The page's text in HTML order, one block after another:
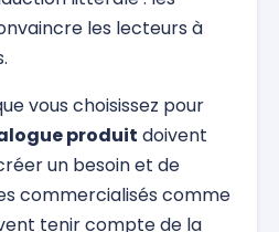
les lecteurs à
vous choisissez pour
produit doivent
un besoin et de
commercialisés comme
tenir compte de la